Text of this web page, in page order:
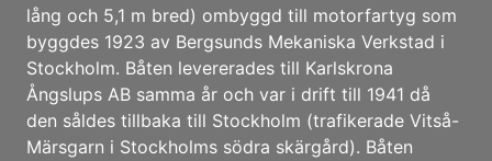
lång och 5,1 m bred) ombyggd till motorfartyg som
byggdes 1923 av Bergsunds Mekaniska Verkstad i
Stockholm. Båten levererades till Karlskrona
Ångslups AB samma år och var i drift till 1941 då
den såldes tillbaka till Stockholm (trafikerade Vitså-
Märsgarn i Stockholms södra skärgård). Båten